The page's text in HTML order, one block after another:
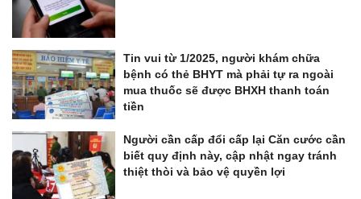
Tin vui từ 1/2025, người khám chữa
bệnh có thẻ BHYT mà phải tự ra ngoài
mua thuốc sẽ được BHXH thanh toán
tiền
Người cần cấp đổi cấp lại Căn cước cần
biết quy định này, cập nhật ngay tránh
thiệt thòi và bảo vệ quyền lợi